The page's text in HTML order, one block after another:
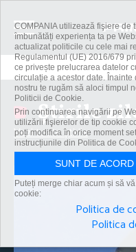
Știrile
Vezi toate știrile
COMPANIA utilizează fişiere
îmbunătăți experiența ta pe
actualizat politicile cu cele mai
Regulamentul (UE) 2016/679
ce privește prelucrarea datelor
circulație a acestor date.
nostru te rugăm să aloci timpul
Politicii de Cookie.
Prin continuarea navigării pe
utilizării fişierelor de tip cookie
poți modifica în orice moment
instrucțiunile din Politica de
SUNT DE
Puteți merge chiar acum și să
cookie:
Politica de
Politica